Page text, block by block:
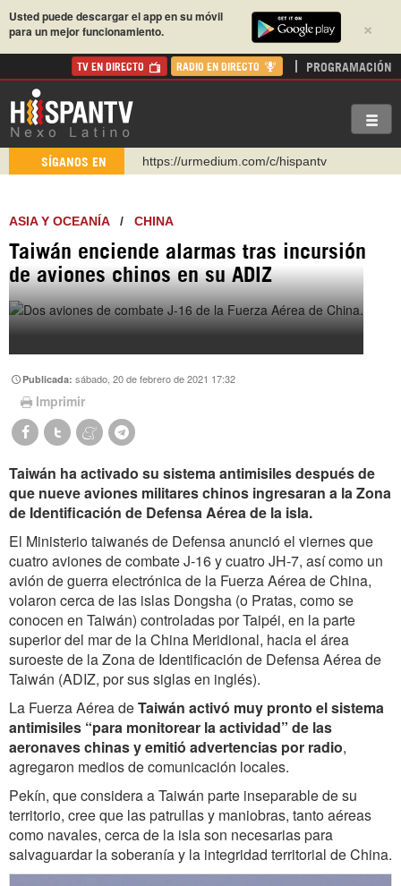
×
Usted puede descargar el app en su móvil
para un mejor funcionamiento.
TV EN DIRECTO RADIO EN DIRECTO PROGRAMACIÓN
SÍGANOS EN
https://urmedium.com/c/hispantv
Instagram como: hispan_tv
https://www.facebook.com/Nexolatino.Canal
https://www.youtube.com/@nexo_latino
ASIA Y OCEANÍA/ CHINA
Taiwán enciende alarmas tras incursión
de aviones chinos en su ADIZ
Publicada:sábado, 20 de febrero de 2021 17:32
Imprimir
Taiwán ha activado su sistema antimisiles después de
que nueve aviones militares chinos ingresaran a la Zona
de Identificación de Defensa Aérea de la isla.
El Ministerio taiwanés de Defensa anunció el viernes que
cuatro aviones de combate J-16 y cuatro JH-7, así como un
avión de guerra electrónica de la Fuerza Aérea de China,
volaron cerca de las islas Dongsha (o Pratas, como se
conocen en Taiwán) controladas por Taipéi, en la parte
superior del mar de la China Meridional, hacia el área
suroeste de la Zona de Identificación de Defensa Aérea de
Taiwán (ADIZ, por sus siglas en inglés).
La Fuerza Aérea deTaiwán activó muy pronto el sistema
antimisiles “para monitorear la actividad” de las
aeronaves chinas y emitió advertencias por radio,
agregaron medios de comunicación locales.
Pekín, que considera a Taiwán parte inseparable de su
territorio, cree que las patrullas y maniobras, tanto aéreas
como navales, cerca de la isla son necesarias para
salvaguardar la soberanía y la integridad territorial de China.